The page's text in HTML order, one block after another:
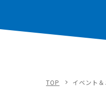
TOP イベント＆